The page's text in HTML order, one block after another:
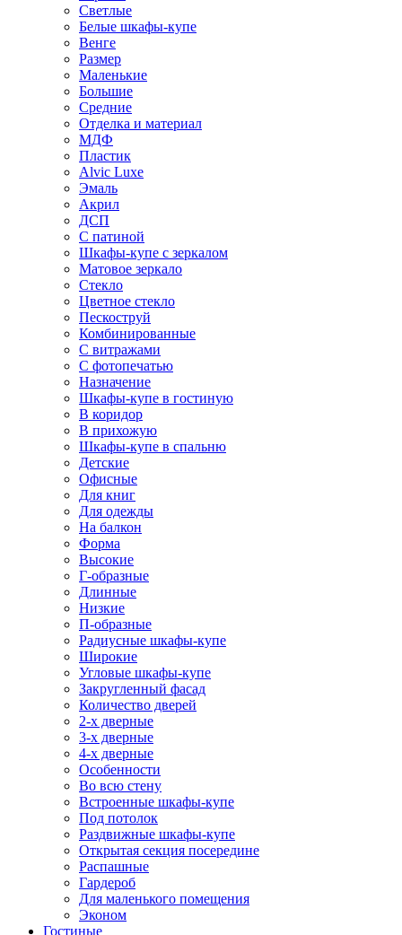
Светлые
Белые шкафы-купе
Венге
Размер
Маленькие
Большие
Средние
Отделка и материал
МДФ
Пластик
Alvic Luxe
Эмаль
Акрил
ДСП
С патиной
Шкафы-купе с зеркалом
Матовое зеркало
Стекло
Цветное стекло
Пескоструй
Комбинированные
С витражами
С фотопечатью
Назначение
Шкафы-купе в гостиную
В коридор
В прихожую
Шкафы-купе в спальню
Детские
Офисные
Для книг
Для одежды
На балкон
Форма
Высокие
Г-образные
Длинные
Низкие
П-образные
Радиусные шкафы-купе
Широкие
Угловые шкафы-купе
Закругленный фасад
Количество дверей
2-х дверные
3-х дверные
4-х дверные
Особенности
Во всю стену
Встроенные шкафы-купе
Под потолок
Раздвижные шкафы-купе
Открытая секция посередине
Распашные
Гардероб
Для маленького помещения
Эконом
Гостиные